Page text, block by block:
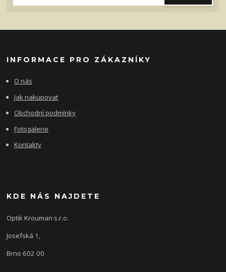
INFORMACE PRO ZÁKAZNÍKY
O nás
Jak nakupovat
Obchodní podmínky
Fotogalerie
Kontakty
KDE NÁS NAJDETE
Optik Krouman s.r.o.
Josefská 1,
Brno 602 00